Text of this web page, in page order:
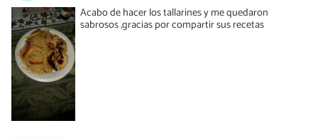
0
Acabo de hacer los tallarines y me quedaron
sabrosos ,gracias por compartir sus recetas